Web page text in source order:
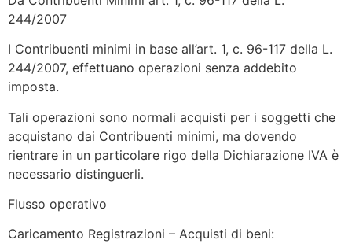
244/2007
I Contribuenti minimi in base all’art. 1, c. 96-117 della L.
244/2007, effettuano operazioni senza addebito
imposta.
Tali operazioni sono normali acquisti per i soggetti che
acquistano dai Contribuenti minimi, ma dovendo
rientrare in un particolare rigo della Dichiarazione IVA è
necessario distinguerli.
Flusso operativo
Caricamento Registrazioni – Acquisti di beni: